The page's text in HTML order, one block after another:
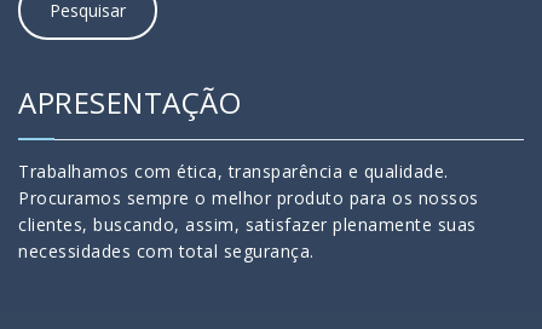
APRESENTAÇÃO
Trabalhamos com ética, transparência e qualidade.
Procuramos sempre o melhor produto para os nossos
clientes, buscando, assim, satisfazer plenamente suas
necessidades com total segurança.